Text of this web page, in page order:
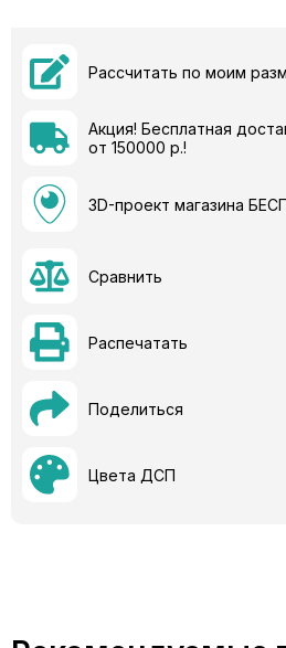
Рассчитать по моим
Акция! Бесплатная
от 150000 р.!
3D-проект магазина
Сравнить
Распечатать
Поделиться
Цвета ДСП